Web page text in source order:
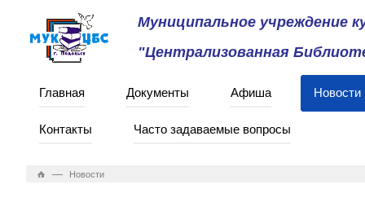
Муниципальное учреждение
"Централизованная
Главная Документы Афиша Новости
Контакты Часто задаваемые вопросы
— Новости